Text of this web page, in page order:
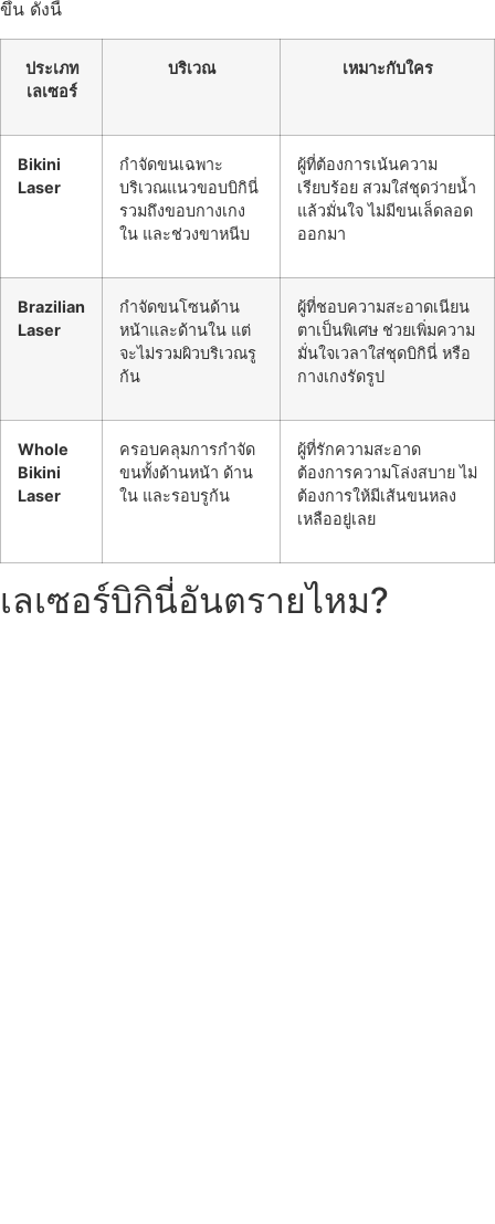
ขึ้น ดังนี้
ประเภท
เลเซอร์
บริเวณ เหมาะกับใคร
Bikini
Laser
กำจัดขนเฉพาะ
บริเวณแนวขอบบิกินี่
รวมถึงขอบกางเกง
ใน และช่วงขาหนีบ
ผู้ที่ต้องการเน้นความ
เรียบร้อย สวมใส่ชุดว่ายน้ำ
แล้วมั่นใจ ไม่มีขนเล็ดลอด
ออกมา
Brazilian
Laser
กำจัดขนโซนด้าน
หน้าและด้านใน แต่
จะไม่รวมผิวบริเวณรู
ก้น
ผู้ที่ชอบความสะอาดเนียน
ตาเป็นพิเศษ ช่วยเพิ่มความ
มั่นใจเวลาใส่ชุดบิกินี่ หรือ
กางเกงรัดรูป
Whole
Bikini
Laser
ครอบคลุมการกำจัด
ขนทั้งด้านหน้า ด้าน
ใน และรอบรูก้น
ผู้ที่รักความสะอาด
ต้องการความโล่งสบาย ไม่
ต้องการให้มีเส้นขนหลง
เหลืออยู่เลย
เลเซอร์บิกินี่อันตรายไหม?